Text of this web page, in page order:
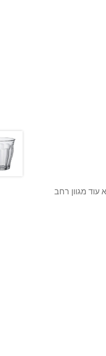
עוד מגוון רחב